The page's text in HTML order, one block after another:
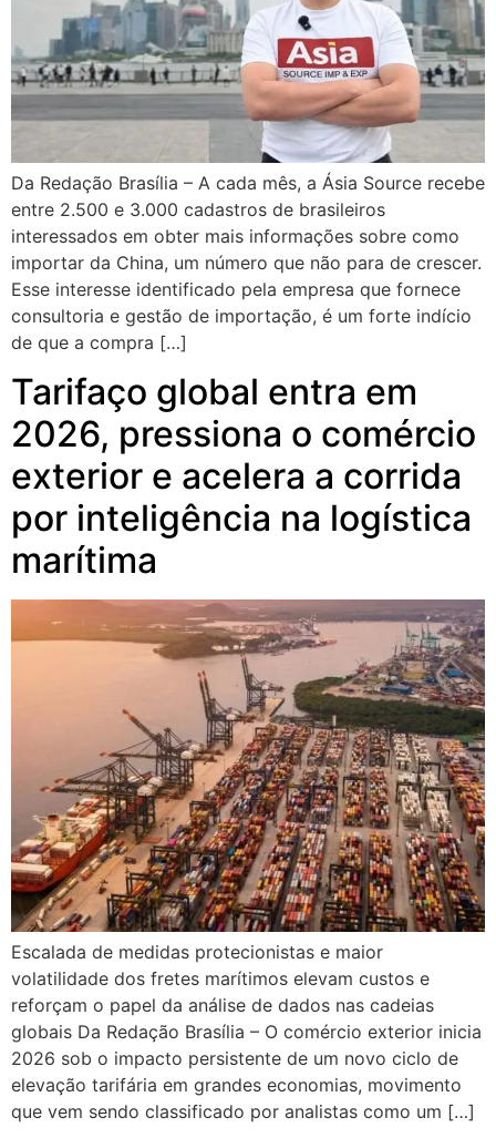
Da Redação Brasília – A cada mês, a Ásia Source recebe
entre 2.500 e 3.000 cadastros de brasileiros
interessados em obter mais informações sobre como
importar da China, um número que não para de crescer.
Esse interesse identificado pela empresa que fornece
consultoria e gestão de importação, é um forte indício
de que a compra […]
Tarifaço global entra em
2026, pressiona o comércio
exterior e acelera a corrida
por inteligência na logística
marítima
Escalada de medidas protecionistas e maior
volatilidade dos fretes marítimos elevam custos e
reforçam o papel da análise de dados nas cadeias
globais Da Redação Brasília – O comércio exterior inicia
2026 sob o impacto persistente de um novo ciclo de
elevação tarifária em grandes economias, movimento
que vem sendo classificado por analistas como um […]